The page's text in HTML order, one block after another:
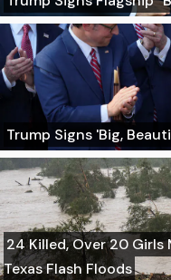
Trump Signs 'Big,
24 Killed, Over 20 Girls
Texas Flash Floods